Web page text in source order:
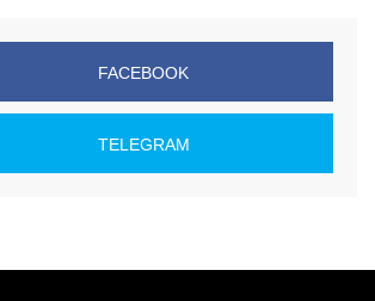
FACEBOOK
TELEGRAM